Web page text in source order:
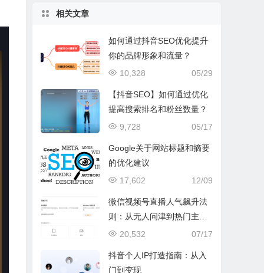
相关文章
如何通过抖音SEO优化提升
你的品牌形象和流量？
05/29
10,328
【抖音SEO】如何通过优化
提高搜索排名和粉丝数量？
05/17
9,728
Google关于网站标题和摘要
的优化建议
12/09
17,602
微信视频号直播人气飙升法
则：从无人问津到热门主播
的蜕变之路！
07/17
20,532
抖音个人IP打造指南：从入
门到变现